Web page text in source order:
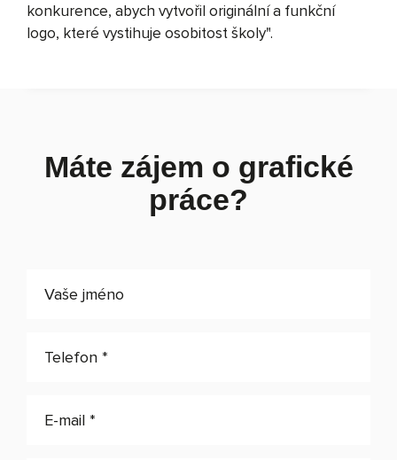
konkurence, abych vytvořil originální a funkční
logo, které vystihuje osobitost školy".
Máte zájem o grafické
práce?